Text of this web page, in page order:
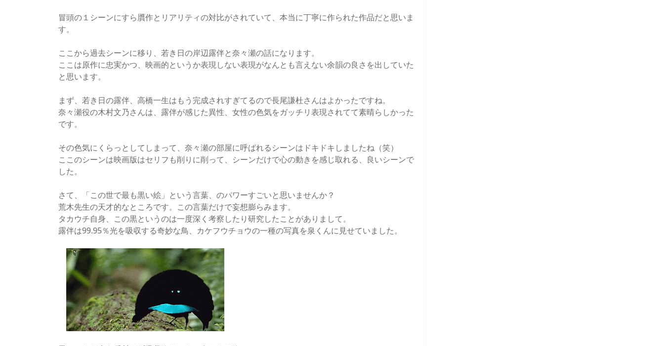
冒頭の１シーンにすら贋作とリアリティの対比がされていて、本当に丁寧に作られた作品だと思いま
す。
ここから過去シーンに移り、若き日の岸辺露伴と奈々瀬の話になります。
ここは原作に忠実かつ、映画的というか表現しない表現がなんとも言えない余韻の良さを出していた
と思います。
まず、若き日の露伴、高橋一生はもう完成されすぎてるので長尾謙杜さんはよかったですね。
奈々瀬役の木村文乃さんは、露伴が感じた異性、女性の色気をガッチリ表現されてて素晴らしかった
です。
その色気にくらっとしてしまって、奈々瀬の部屋に呼ばれるシーンはドキドキしましたね（笑）
ここのシーンは映画版はセリフも削りに削って、シーンだけで心の動きを感じ取れる、良いシーンで
した。
さて、「この世で最も黒い絵」という言葉、のパワーすごいと思いませんか？
荒木先生の天才的なところです。この言葉だけで妄想膨らみます。
タカウチ自身、この黒というのは一度深く考察したり研究したことがありまして。
露伴は99.95％光を吸収する奇妙な鳥、カケフウチョウの一種の写真を泉くんに見せていました。